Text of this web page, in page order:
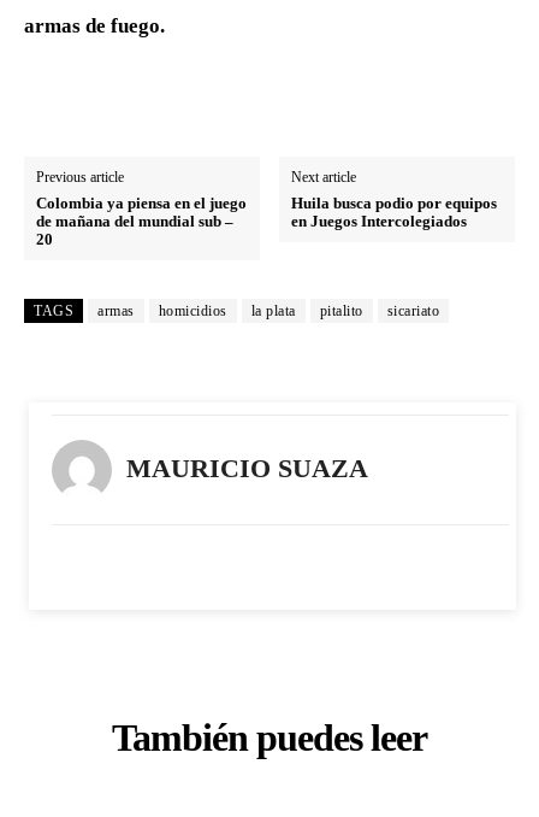
armas de fuego.
Previous article
Colombia ya piensa en el juego
de mañana del mundial sub –
20
Next article
Huila busca podio por equipos
en Juegos Intercolegiados
TAGS armas homicidios la plata pitalito sicariato
MAURICIO SUAZA
También puedes leer